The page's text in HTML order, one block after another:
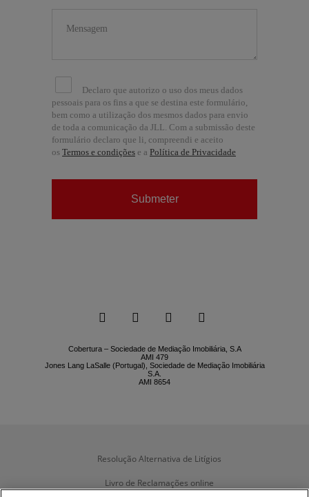
Declaro que autorizo o uso dos meus dados
pessoais para os fins a que se destina este formulário,
bem como a utilização dos mesmos dados para envio
de toda a comunicação da JLL. Com a submissão deste
formulário declaro que li, compreendi e aceito
os Termos e condições e a Política de Privacidade
Submeter
Cobertura – Sociedade de Mediação Imobiliária, S.A
AMI 479
Jones Lang LaSalle (Portugal), Sociedade de Mediação Imobiliária
S.A.
AMI 8654
   
Resolução Alternativa de Litígios
Livro de Reclamações online